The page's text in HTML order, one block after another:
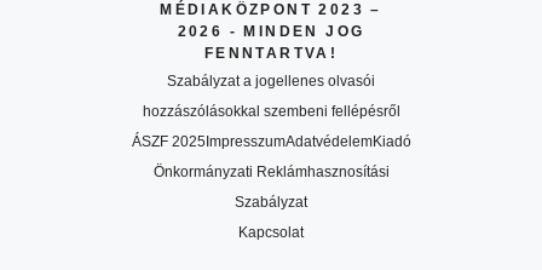
MÉDIAKÖZPONT 2023 –
2026 - MINDEN JOG
FENNTARTVA!
Szabályzat a jogellenes olvasói
hozzászólásokkal szembeni fellépésről
ÁSZF 2025ImpresszumAdatvédelemKiadó
Önkormányzati Reklámhasznosítási
Szabályzat
Kapcsolat